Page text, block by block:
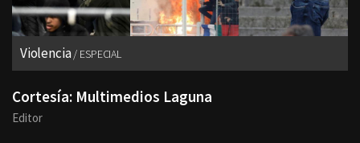
Violencia ESPECIAL
Cortesía: Multimedios Laguna
Editor